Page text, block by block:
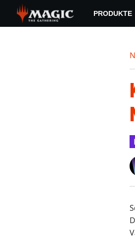
main
PRODUKTE